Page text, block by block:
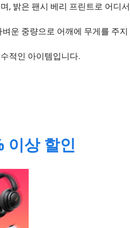
, 밝은 팬시 베리 프린트로 어디서
운 중량으로 어깨에 무게를 주지
적인 아이템입니다.
이상 할인